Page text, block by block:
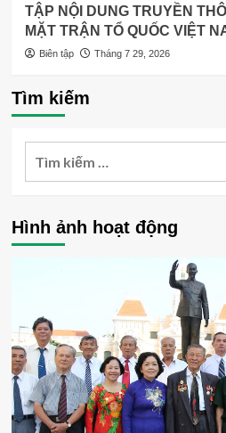
TẬP NỘI DUNG TRUYỀN
MẶT TRẬN TỔ QUỐC VIỆT
Biên tập Tháng 7 29, 2026
Tìm kiếm
Hình ảnh hoạt động